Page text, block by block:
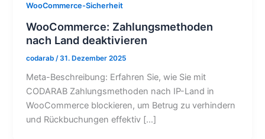
WooCommerce-Sicherheit
WooCommerce: Zahlungsmethoden
nach Land deaktivieren
codarab /31. Dezember 2025
Meta-Beschreibung: Erfahren Sie, wie Sie mit
CODARAB Zahlungsmethoden nach IP-Land in
WooCommerce blockieren, um Betrug zu verhindern
und Rückbuchungen effektiv […]